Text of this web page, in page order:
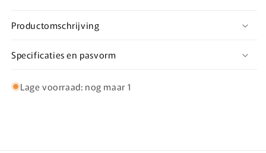
Productomschrijving
Specificaties en pasvorm
Lage voorraad: nog maar 1